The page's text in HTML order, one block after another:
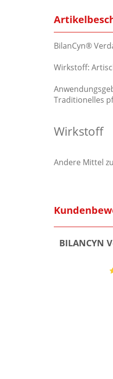
BilanCyn®
Wirkstoff:
Traditionelles
Wirkstoff
Andere Mittel
BILANCYN